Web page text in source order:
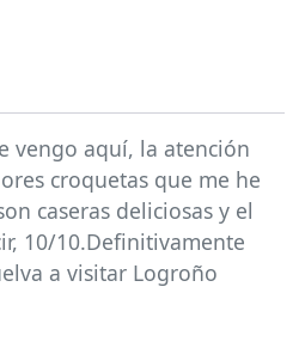
vengo aquí, la atención
croquetas que me he
caseras deliciosas y el
10/10.Definitivamente
a visitar Logroño